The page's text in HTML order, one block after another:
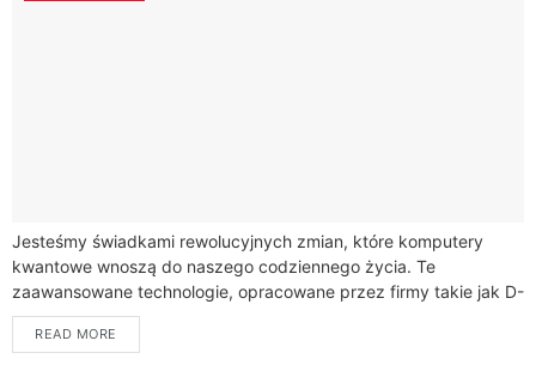
Jesteśmy świadkami rewolucyjnych zmian, które komputery
kwantowe wnoszą do naszego codziennego życia. Te
zaawansowane technologie, opracowane przez firmy takie jak D-
Wave Systems i IBM, mogą mieć ogromny wpływ na to,...
READ MORE